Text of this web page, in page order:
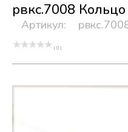
рвкс.7008
Артикул:
( 0 )